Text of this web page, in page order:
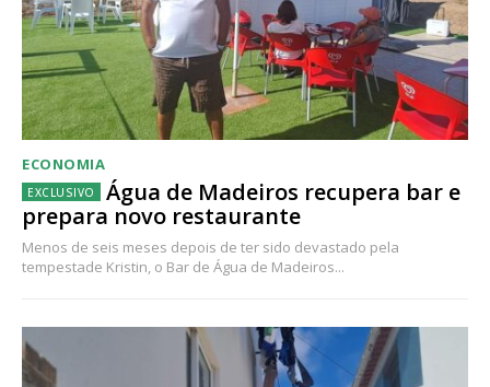
ECONOMIA
Água de Madeiros recupera bar e
prepara novo restaurante
Menos de seis meses depois de ter sido devastado pela
tempestade Kristin, o Bar de Água de Madeiros...